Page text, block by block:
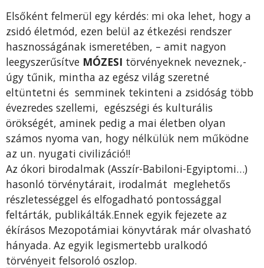
Elsőként felmerül egy kérdés: mi oka lehet, hogy a
zsidó életmód, ezen belül az étkezési rendszer
hasznosságának ismeretében, – amit nagyon
leegyszerűsítve MÓZESI törvényeknek neveznek,-
úgy tűnik, mintha az egész világ szeretné
eltüntetni és semminek tekinteni a zsidóság több
évezredes szellemi, egészségi és kulturális
örökségét, aminek pedig a mai életben olyan
számos nyoma van, hogy nélkülük nem működne
az un. nyugati civilizáció!!
Az ókori birodalmak (Asszír-Babiloni-Egyiptomi…)
hasonló törvénytárait, irodalmát meglehetős
részletességgel és elfogadható pontossággal
feltárták, publikálták.Ennek egyik fejezete az
ékírásos Mezopotámiai könyvtárak már olvasható
hányada. Az egyik legismertebb uralkodó
törvényeit felsoroló oszlop.